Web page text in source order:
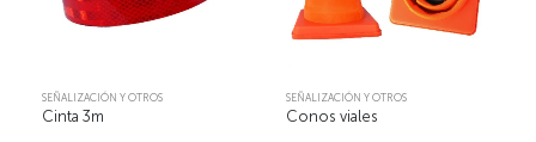
SEÑALIZACIÓN Y OTROS
Cinta 3m
SEÑALIZACIÓN Y OTROS
Conos viales